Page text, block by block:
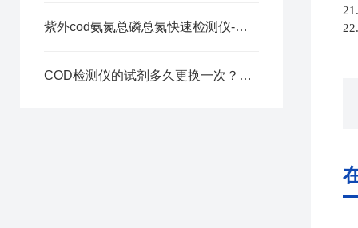
紫外cod氨氮总磷总氮快速检测仪-选天尔-按需定制
COD检测仪的试剂多久更换一次？过期试剂有何危害？
21.
22.